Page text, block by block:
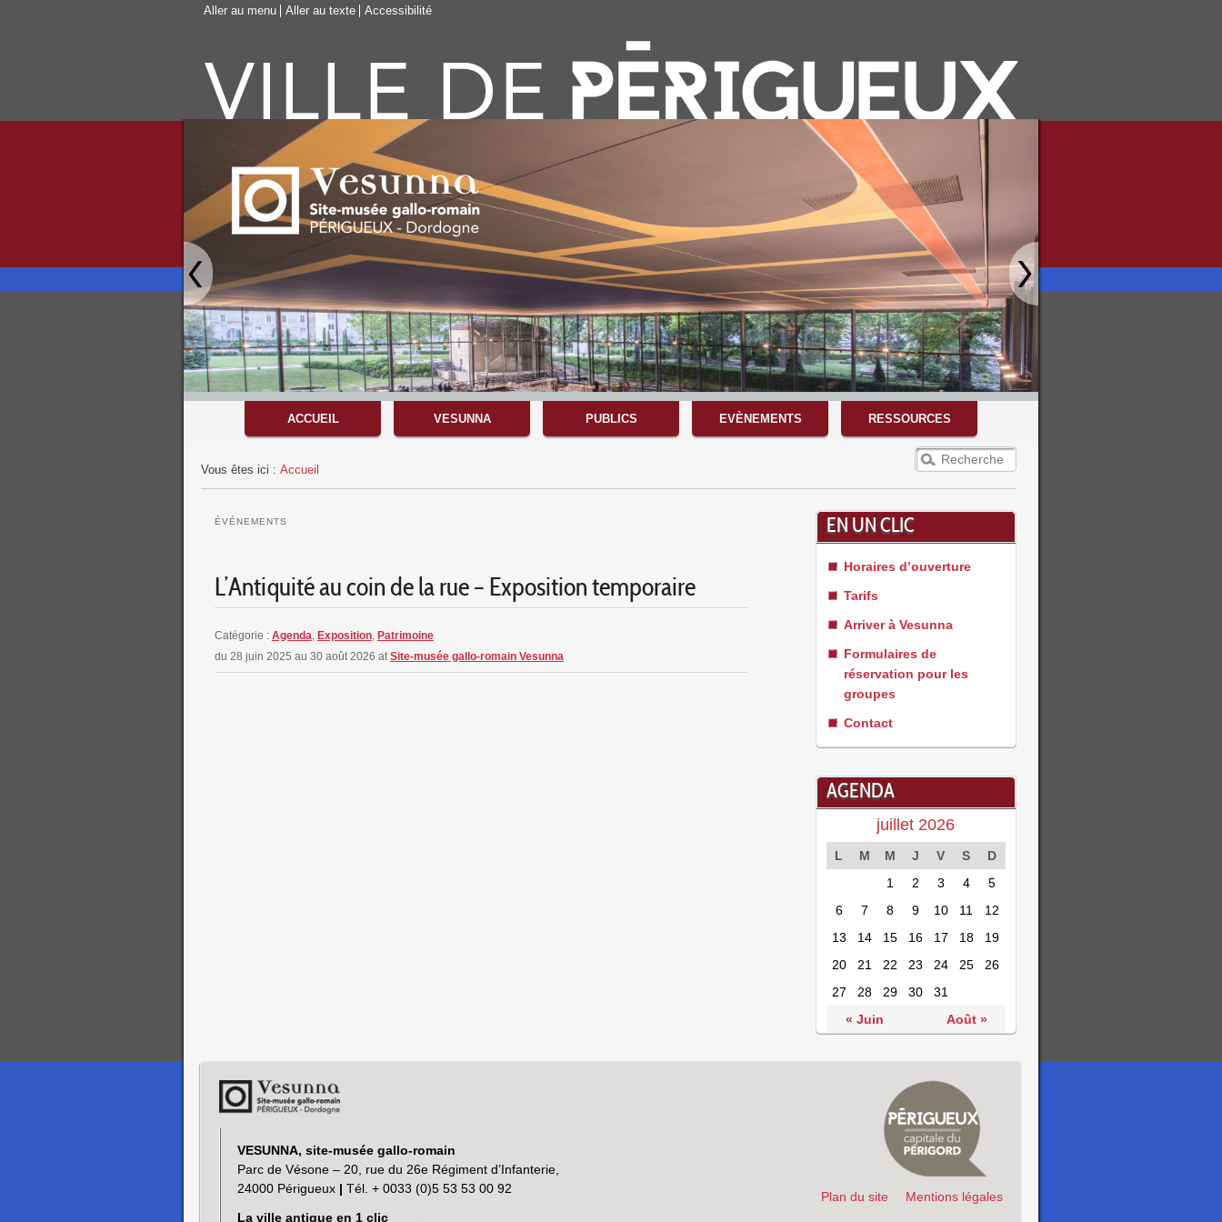
Aller au menu Aller au texte Accessibilité
Menu principal
ACCUEIL VESUNNA PUBLICS EVÈNEMENTS RESSOURCES
Vous êtes ici : Accueil
ÉVÉNEMENTS
L’Antiquité au coin de la rue – Exposition temporaire
Catégorie : Agenda Exposition, Patrimoine
du 28 juin 2025 au 30 août 2026 at Site-musée gallo-romain Vesunna
EN UN CLIC
Horaires d’ouverture
Tarifs
Arriver à Vesunna
Formulaires de
réservation pour les
groupes
Contact
AGENDA
juillet 2026
L M M J V S
D
1
2 3 4
5
6
7 8 9 10 11
12
13
14 15 16 17 18
19
20
21 22 23 24 25
26
27
28 29 30
31
« Juin
Août »
VESUNNA, site-musée gallo-romain
Parc de Vésone – 20, rue du 26e Régiment d’Infanterie,
24000 Périgueux | Tél. + 0033 (0)5 53 53 00 92
La ville antique en 1 clic
Plan du site Mentions légales